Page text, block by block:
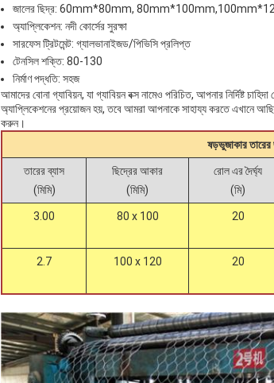
জালের ছিদ্র: 60mm*80mm,
অ্যাপ্লিকেশন: নদী কোর্সের সুরক্ষা
সারফেস ট্রিটমেন্ট: গ্যালভানাইজড/পিভিসি প্রলিপ্ত
টেনসিল শক্তি: 80-130
নির্মাণ পদ্ধতি: সহজ
আমাদের বোনা গ্যাবিয়ন, যা গ্যাবিয়ন বক্স নামেও পরিচিত, আপনার নির্দিষ্ট
অ্যাপ্লিকেশনের প্রয়োজন হয়, তবে আমরা আপনাকে সাহায্য করতে এখানে
করুন।
ষড়ভুজাকার
তারের ব্যাস
(মিমি)
ছিদ্রের আকার
(মিমি)
রোল এর দৈর্ঘ্য
(মি)
3.00 80 x 100 20
2.7 100 x 120 20